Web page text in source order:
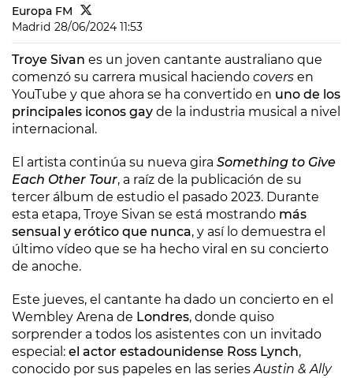
Europa FM
Madrid 28/06/2024 11:53
Troye Sivan es un joven cantante australiano que
comenzó su carrera musical haciendo covers en
YouTube y que ahora se ha convertido en uno de los
principales iconos gay de la industria musical a nivel
internacional.
El artista continúa su nueva gira Something to Give
Each Other Tour, a raíz de la publicación de su
tercer álbum de estudio el pasado 2023. Durante
esta etapa, Troye Sivan se está mostrando más
sensual y erótico que nunca, y así lo demuestra el
último vídeo que se ha hecho viral en su concierto
de anoche.
Este jueves, el cantante ha dado un concierto en el
Wembley Arena de Londres, donde quiso
sorprender a todos los asistentes con un invitado
especial: el actor estadounidense Ross Lynch,
conocido por sus papeles en las seriesAustin & Ally